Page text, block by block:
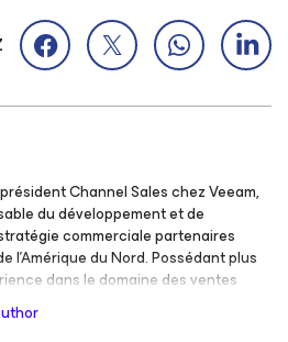
Channel Sales chez Veeam,
du développement et de
commerciale partenaires
l’Amérique du Nord. Possédant plus
dans le domaine des ventes
de décideur pour des
VMware et Hewlett-Packard, il se